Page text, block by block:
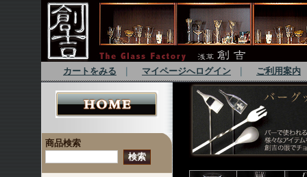
カートをみる マイページへログイン ご利用案内
商品検索